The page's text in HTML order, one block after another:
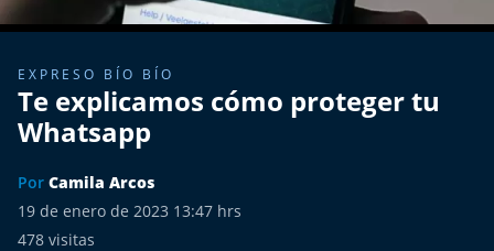
La Entrevista de Tomás Mosciatti
Entrevistas BioBioTV
Comentarios de Tomás Mosciatti
Más de Ti Podcast
Realizadores
EXPRESO BÍO BÍO
Te explicamos cómo proteger tu
Whatsapp
Por Camila Arcos
19 de enero de 2023 13:47 hrs
478 visitas